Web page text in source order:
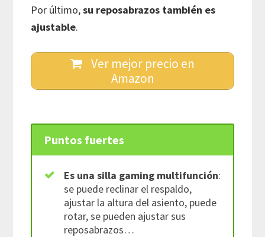
Por último,su reposabrazos también es
ajustable.
Ver mejor precio en
Amazon
Puntos fuertes
Es una silla gaming multifunción:
se puede reclinar el respaldo,
ajustar la altura del asiento, puede
rotar, se pueden ajustar sus
reposabrazos…